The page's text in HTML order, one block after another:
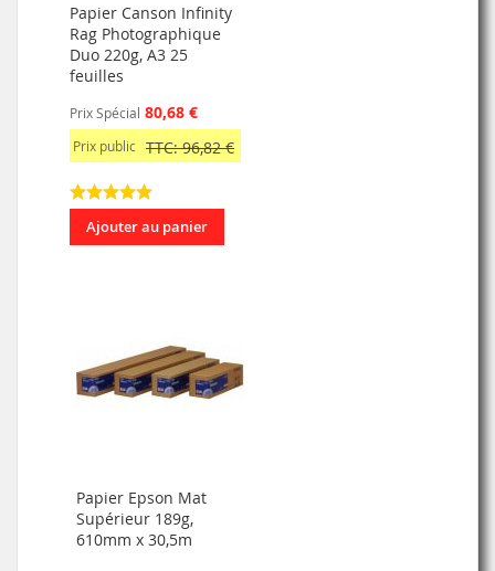
Papier Canson Infinity
Rag Photographique
Duo 220g, A3 25
feuilles
Prix Spécial 80,68 €
Prix public TTC: 96,82 €
Ajouter au panier
Papier Epson Mat
Supérieur 189g,
610mm x 30,5m